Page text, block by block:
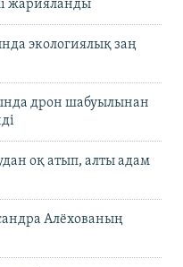
жарияланды
экологиялық заң
дрон шабуылынан
оқ атып, алты адам
Алёхованың